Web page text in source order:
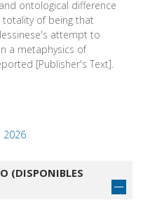
ontological difference
of being that
attempt to
a metaphysics of
[Publisher's Text].
2026
(DISPONIBLES